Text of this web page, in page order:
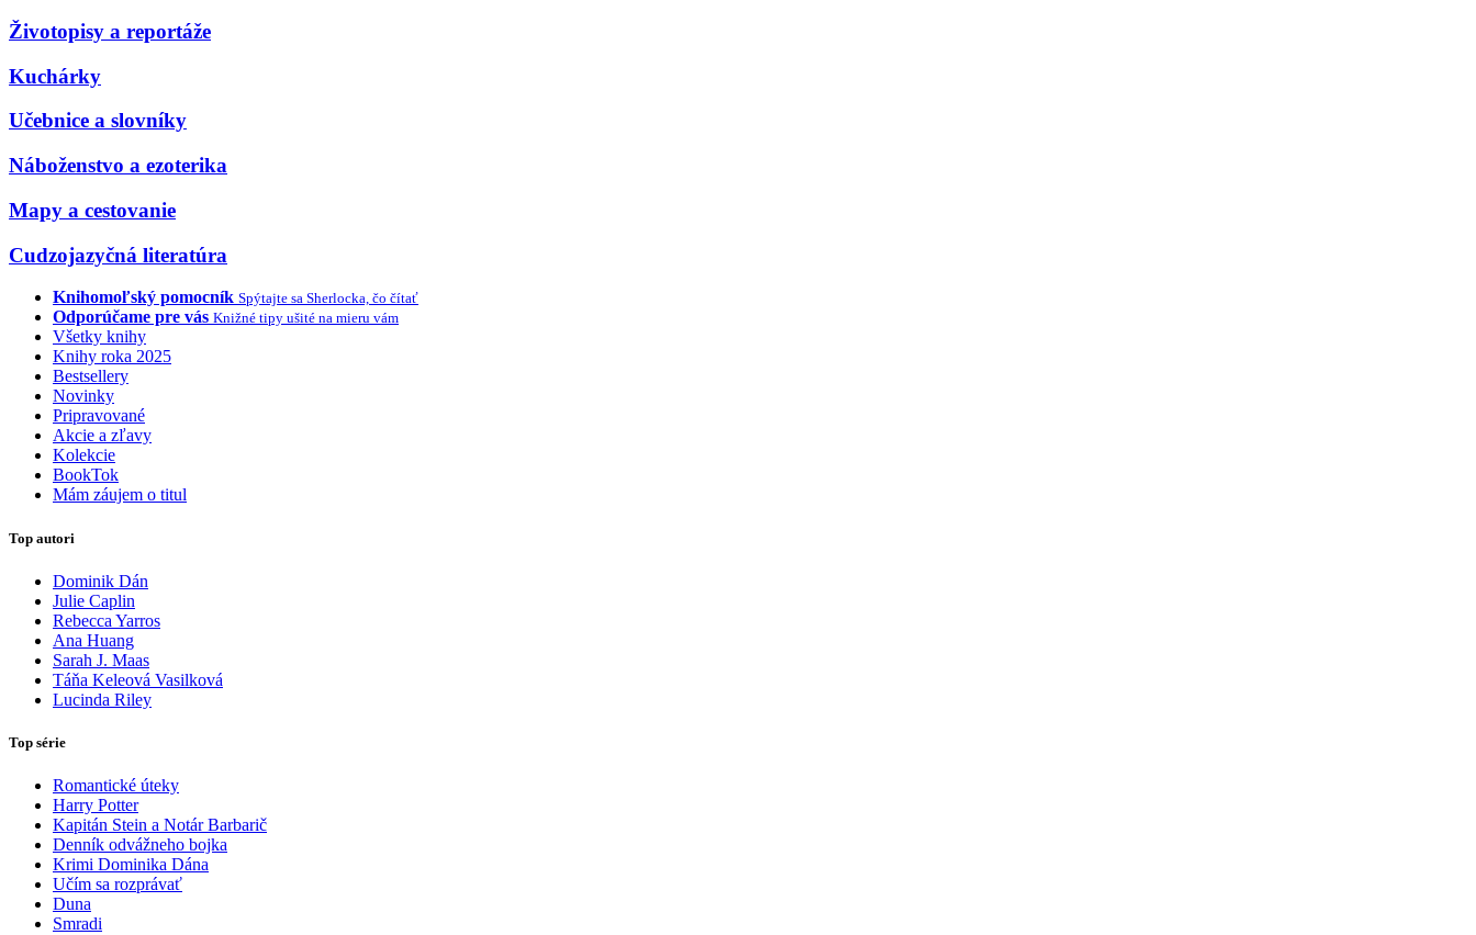
Životopisy a reportáže
Kuchárky
Učebnice a slovníky
Náboženstvo a ezoterika
Mapy a cestovanie
Cudzojazyčná literatúra
Knihomoľský pomocník Spýtajte sa Sherlocka, čo čítať
Odporúčame pre vás Knižné tipy ušité na mieru vám
Všetky knihy
Knihy roka 2025
Bestsellery
Novinky
Pripravované
Akcie a zľavy
Kolekcie
BookTok
Mám záujem o titul
Top autori
Dominik Dán
Julie Caplin
Rebecca Yarros
Ana Huang
Sarah J. Maas
Táňa Keleová Vasilková
Lucinda Riley
Top série
Romantické úteky
Harry Potter
Kapitán Stein a Notár Barbarič
Denník odvážneho bojka
Krimi Dominika Dána
Učím sa rozprávať
Duna
Smradi